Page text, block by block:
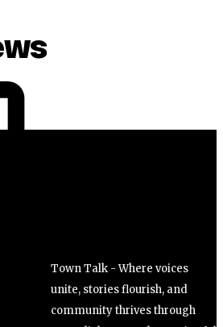
Town Talk - Where voices
unite, stories flourish, and
community thrives through